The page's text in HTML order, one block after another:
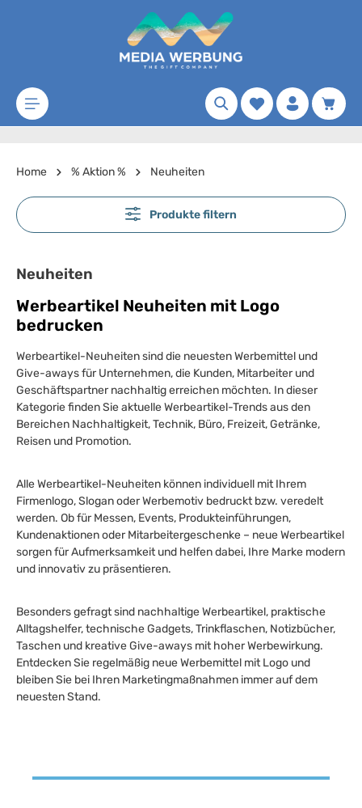
Zum Hauptinhalt springen
Merkzettel
Home % Aktion % Neuheiten
Produkte filtern
Neuheiten
Werbeartikel Neuheiten mit Logo
bedrucken
Werbeartikel-Neuheiten sind die neuesten Werbemittel und
Give-aways für Unternehmen, die Kunden, Mitarbeiter und
Geschäftspartner nachhaltig erreichen möchten. In dieser
Kategorie finden Sie aktuelle Werbeartikel-Trends aus den
Bereichen Nachhaltigkeit, Technik, Büro, Freizeit, Getränke,
Reisen und Promotion.
Alle Werbeartikel-Neuheiten können individuell mit Ihrem
Firmenlogo, Slogan oder Werbemotiv bedruckt bzw. veredelt
werden. Ob für Messen, Events, Produkteinführungen,
Kundenaktionen oder Mitarbeitergeschenke – neue Werbeartikel
sorgen für Aufmerksamkeit und helfen dabei, Ihre Marke modern
und innovativ zu präsentieren.
Besonders gefragt sind nachhaltige Werbeartikel, praktische
Alltagshelfer, technische Gadgets, Trinkflaschen, Notizbücher,
Taschen und kreative Give-aways mit hoher Werbewirkung.
Entdecken Sie regelmäßig neue Werbemittel mit Logo und
bleiben Sie bei Ihren Marketingmaßnahmen immer auf dem
neuesten Stand.